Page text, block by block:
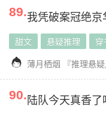
89.我凭破案冠绝
甜文 悬疑推理 穿
 薄月栖烟 『推理悬疑
90.陆队今天真香了